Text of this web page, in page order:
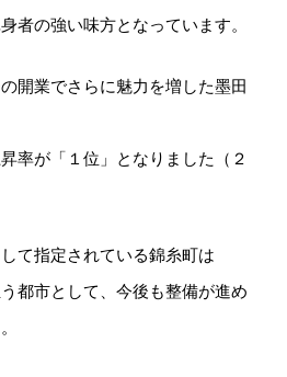
者の強い味方となっています。
開業でさらに魅力を増した墨田
率が「１位」となりました（２
て指定されている錦糸町は
都市として、今後も整備が進め